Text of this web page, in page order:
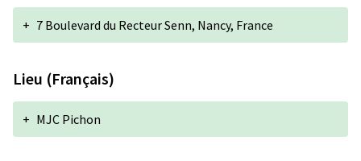
+ 7 Boulevard du Recteur Senn, Nancy, France
Lieu (Français)
+ MJC Pichon